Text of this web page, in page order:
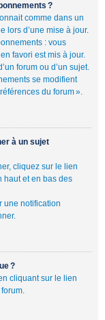
?
comme dans un
lors d’une mise à jour.
: vous
favori est mis à jour.
forum ou d’un sujet.
se modifient
du forum ».
à un sujet
cliquez sur le lien
haut et en bas des
une notification
?
cliquant sur le lien